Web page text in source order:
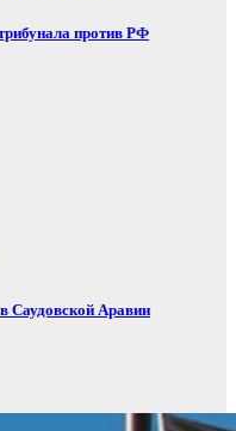
против РФ
Саудовской Аравии